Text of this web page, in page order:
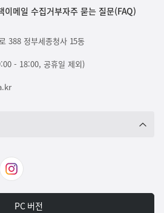
이메일 수집거부자주 묻는 질문(FAQ)
388 정부세종청사 15동
- 18:00, 공휴일 제외)
인
타
PC 버전